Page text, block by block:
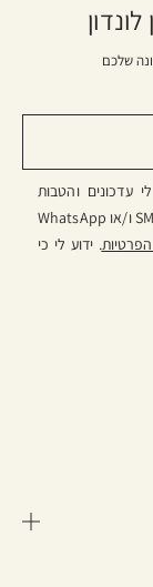
שלכם
והטבות
באמצעים דיגיטליים לרבות דוא"ל ו/או הודעות SMS ו/או WhatsApp
. ידוע לי כי